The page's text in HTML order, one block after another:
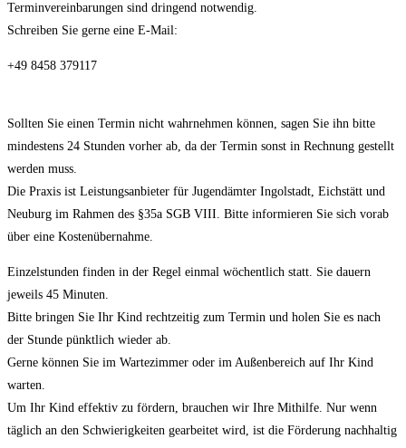
Terminvereinbarungen sind dringend notwendig.
Schreiben Sie gerne eine E-Mail:
+49 8458 379117
Sollten Sie einen Termin nicht wahrnehmen können, sagen Sie ihn bitte
mindestens 24 Stunden vorher ab, da der Termin sonst in Rechnung gestellt
werden muss.
Die Praxis ist Leistungsanbieter für Jugendämter Ingolstadt, Eichstätt und
Neuburg im Rahmen des §35a SGB VIII. Bitte informieren Sie sich vorab
über eine Kostenübernahme.
Einzelstunden finden in der Regel einmal wöchentlich statt. Sie dauern
jeweils 45 Minuten.
Bitte bringen Sie Ihr Kind rechtzeitig zum Termin und holen Sie es nach
der Stunde pünktlich wieder ab.
Gerne können Sie im Wartezimmer oder im Außenbereich auf Ihr Kind
warten.
Um Ihr Kind effektiv zu fördern, brauchen wir Ihre Mithilfe. Nur wenn
täglich an den Schwierigkeiten gearbeitet wird, ist die Förderung nachhaltig